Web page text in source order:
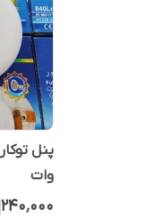
وات
۲۴۰٬۰۰۰